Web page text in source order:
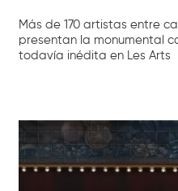
Más de 170 artistas entre
presentan la monumental
todavía inédita en Les Arts